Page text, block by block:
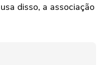
disso, a associação